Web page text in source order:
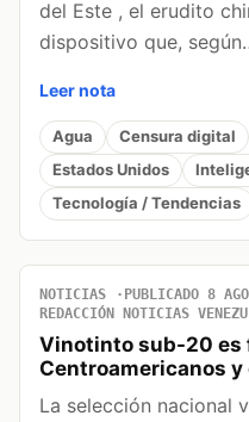
del Este , el erudito
dispositivo que,
Leer nota
Agua Censura digital
Estados Unidos
Tecnología / Tendencias
NOTICIAS PUBLICADO 8
REDACCIÓN NOTICIAS
Vinotinto sub-20 es
Centroamericanos y
La selección nacional